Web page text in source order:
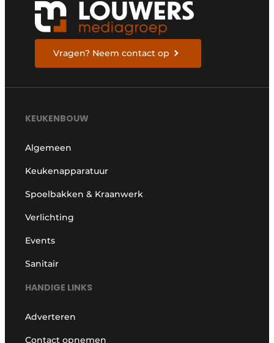
Vragen? Neem contact op
KEUKENBOUW
Algemeen
Keukenapparatuur
Spoelbakken & Kraanwerk
Verlichting
Events
Sanitair
HANDIGE LINKS
Adverteren
Contact opnemen